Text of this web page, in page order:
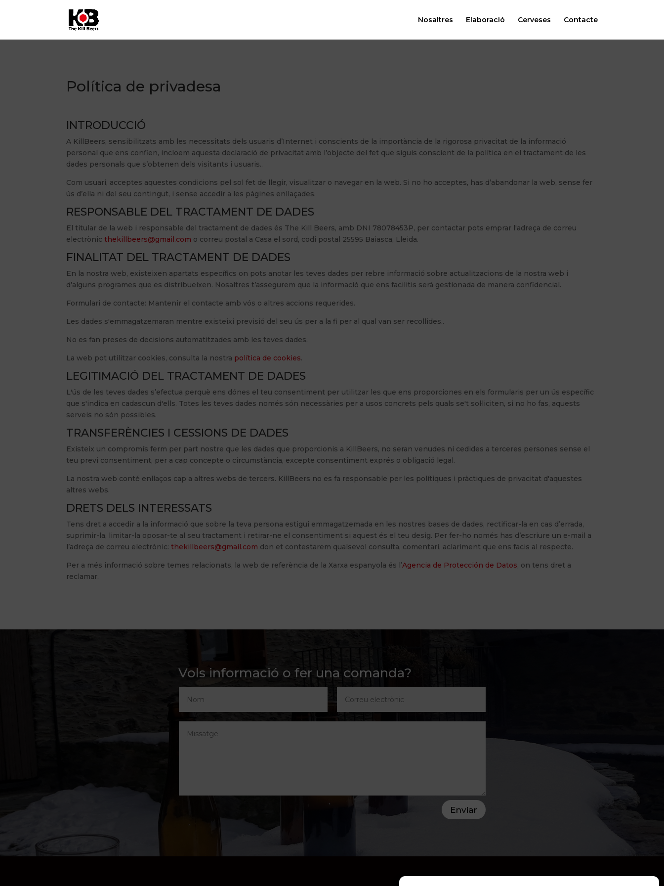
Nosaltres Elaboració Cerveses Contacte
Política de privadesa
INTRODUCCIÓ
A KillBeers, sensibilitzats amb les necessitats dels usuaris d’Internet i conscients de la importància de la rigorosa privacitat de la informació
personal que ens confien, incloem aquesta declaració de privacitat amb l’objecte del fet que siguis conscient de la política en el tractament de les
dades personals que s’obtenen dels visitants i usuaris..
Com usuari, acceptes aquestes condicions pel sol fet de llegir, visualitzar o navegar en la web. Si no ho acceptes, has d’abandonar la web, sense fer
ús d’ella ni del seu contingut, i sense accedir a les pàgines enllaçades.
RESPONSABLE DEL TRACTAMENT DE DADES
El titular de la web i responsable del tractament de dades és The Kill Beers, amb DNI 78078453P, per contactar pots emprar l'adreça de correu
electrònicthekillbeers@gmail.com o correu postal a Casa el sord, codi postal 25595 Baiasca, Lleida.
FINALITAT DEL TRACTAMENT DE DADES
En la nostra web, existeixen apartats específics on pots anotar les teves dades per rebre informació sobre actualitzacions de la nostra web i
d’alguns programes que es distribueixen. Nosaltres t’assegurem que la informació que ens facilitis serà gestionada de manera confidencial.
Formulari de contacte: Mantenir el contacte amb vós o altres accions requerides.
Les dades s'emmagatzemaran mentre existeixi previsió del seu ús per a la fi per al qual van ser recollides..
No es fan preses de decisions automatitzades amb les teves dades.
La web pot utilitzar cookies, consulta la nostra política de cookies.
LEGITIMACIÓ DEL TRACTAMENT DE DADES
L'ús de les teves dades s’efectua perquè ens dónes el teu consentiment per utilitzar les que ens proporciones en els formularis per un ús específic
que s'indica en cadascun d'ells. Totes les teves dades només són necessàries per a usos concrets pels quals se't sol·liciten, si no ho fas, aquests
serveis no són possibles.
TRANSFERÈNCIES I CESSIONS DE DADES
Existeix un compromís ferm per part nostre que les dades que proporcionis a KillBeers, no seran venudes ni cedides a terceres persones sense el
teu previ consentiment, per a cap concepte o circumstància, excepte consentiment exprés o obligació legal.
La nostra web conté enllaços cap a altres webs de tercers. KillBeers no es fa responsable per les polítiques i pràctiques de privacitat d'aquestes
altres webs.
DRETS DELS INTERESSATS
Tens dret a accedir a la informació que sobre la teva persona estigui emmagatzemada en les nostres bases de dades, rectificar-la en cas d’errada,
suprimir-la, limitar-la oposar-te al seu tractament i retirar-ne el consentiment si aquest és el teu desig. Per fer-ho només has d’escriure un e-mail a
l’adreça de correu electrònic:thekillbeers@gmail.com don et contestarem qualsevol consulta, comentari, aclariment que ens facis al respecte.
Per a més informació sobre temes relacionats, la web de referència de la Xarxa espanyola és l’Agencia de Protección de Datos, on tens dret a
reclamar.
Vols informació o fer una comanda?
Enviar